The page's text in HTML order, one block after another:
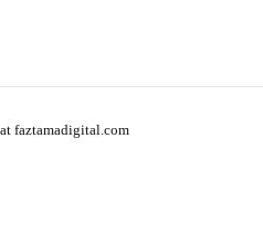
faztamadigital.com